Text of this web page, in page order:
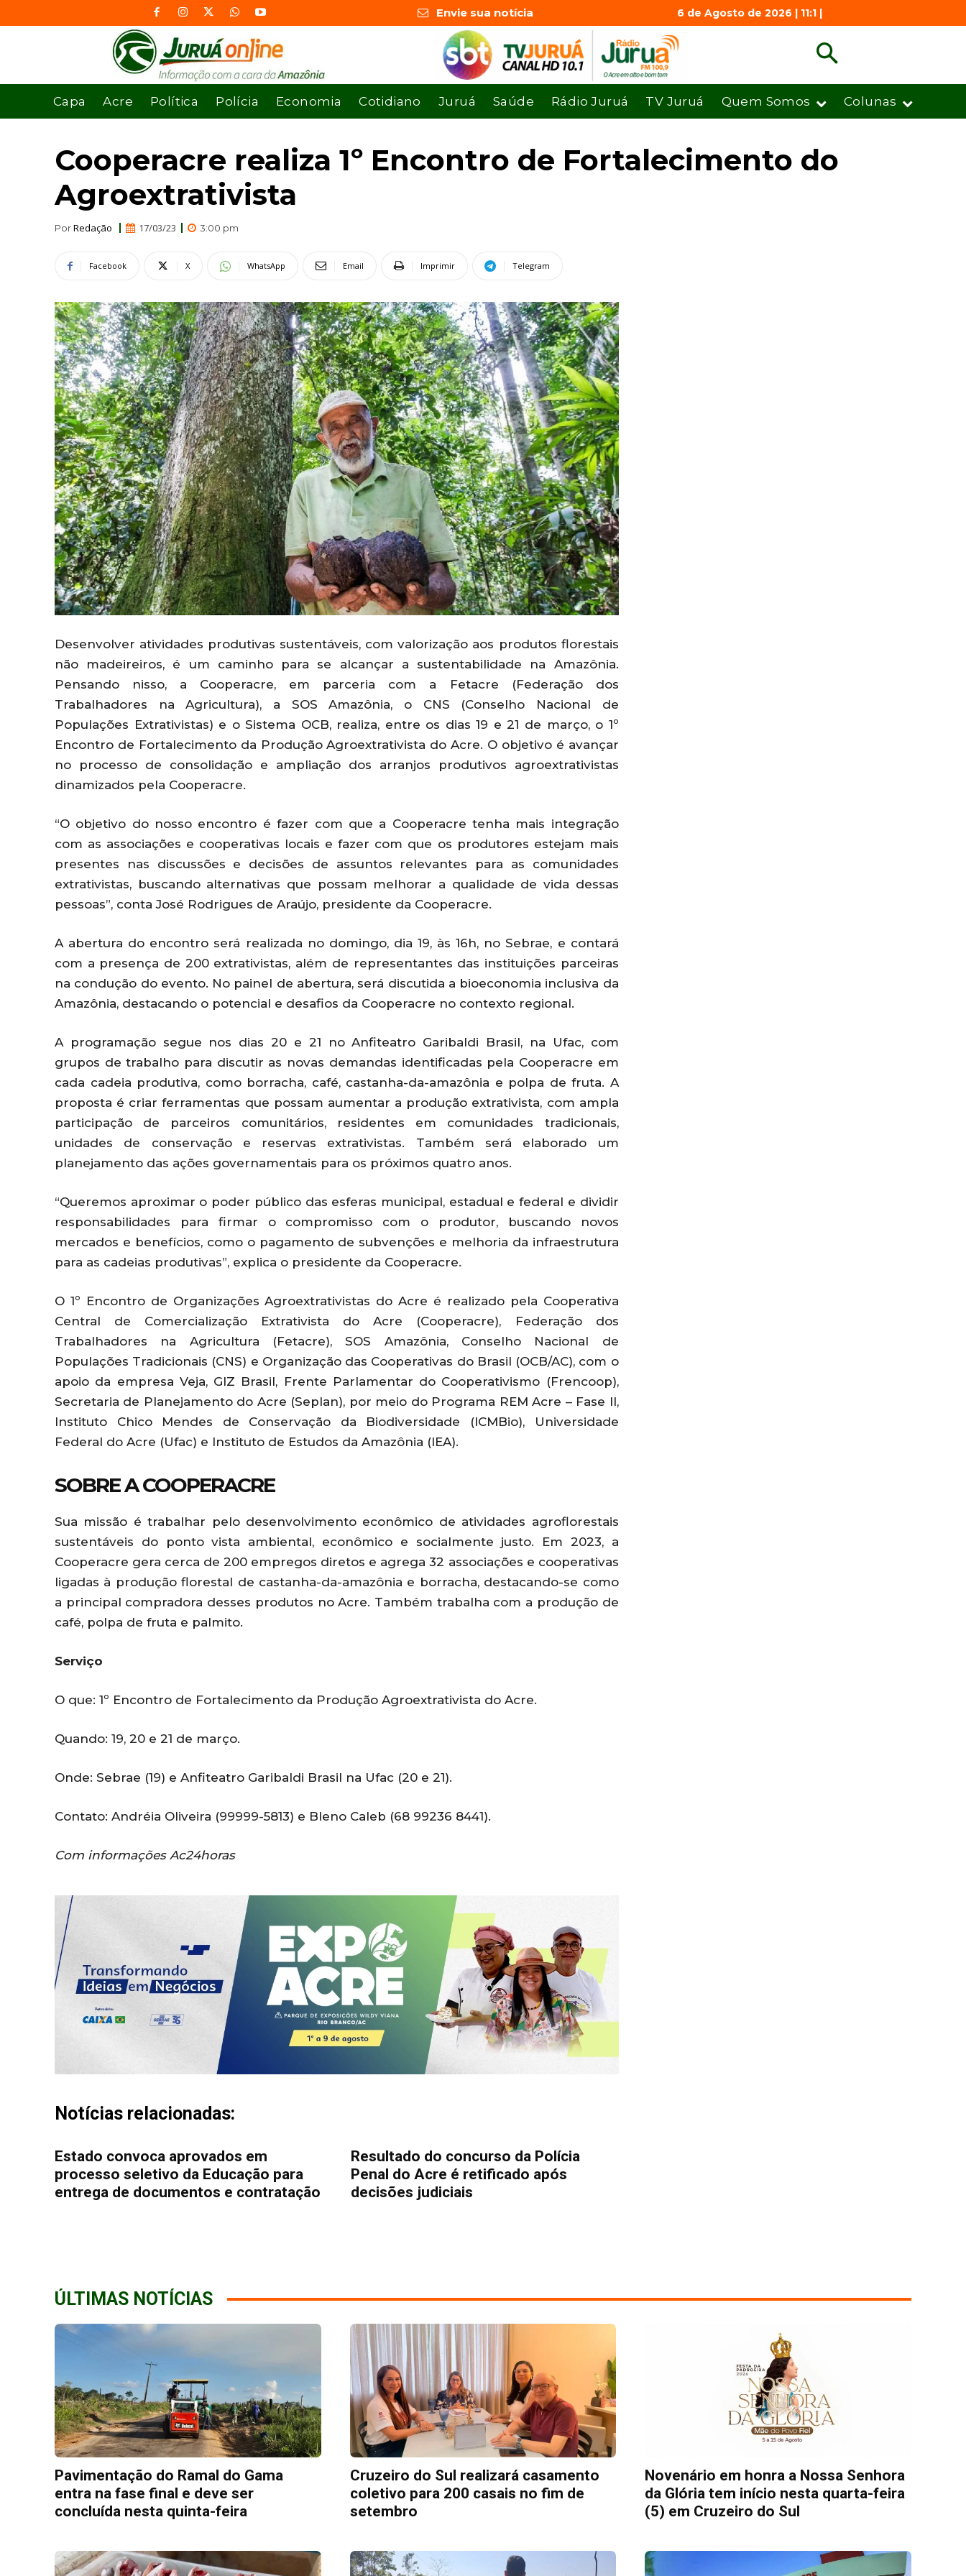
Envie sua notícia 6 de Agosto de 2026 | 11:1 |
Capa Acre Política Polícia Economia Cotidiano Juruá Saúde Rádio Juruá TV Juruá Quem Somos Colunas
Cooperacre realiza 1º Encontro de Fortalecimento do
Agroextrativista
PorRedação 17/03/23 3:00 pm
Facebook X WhatsApp Email Imprimir Telegram
Desenvolver atividades produtivas sustentáveis, com valorização aos produtos florestais
não madeireiros, é um caminho para se alcançar a sustentabilidade na Amazônia.
Pensando nisso, a Cooperacre, em parceria com a Fetacre (Federação dos
Trabalhadores na Agricultura), a SOS Amazônia, o CNS (Conselho Nacional de
Populações Extrativistas) e o Sistema OCB, realiza, entre os dias 19 e 21 de março, o 1º
Encontro de Fortalecimento da Produção Agroextrativista do Acre. O objetivo é avançar
no processo de consolidação e ampliação dos arranjos produtivos agroextrativistas
dinamizados pela Cooperacre.
“O objetivo do nosso encontro é fazer com que a Cooperacre tenha mais integração
com as associações e cooperativas locais e fazer com que os produtores estejam mais
presentes nas discussões e decisões de assuntos relevantes para as comunidades
extrativistas, buscando alternativas que possam melhorar a qualidade de vida dessas
pessoas”, conta José Rodrigues de Araújo, presidente da Cooperacre.
A abertura do encontro será realizada no domingo, dia 19, às 16h, no Sebrae, e contará
com a presença de 200 extrativistas, além de representantes das instituições parceiras
na condução do evento. No painel de abertura, será discutida a bioeconomia inclusiva da
Amazônia, destacando o potencial e desafios da Cooperacre no contexto regional.
A programação segue nos dias 20 e 21 no Anfiteatro Garibaldi Brasil, na Ufac, com
grupos de trabalho para discutir as novas demandas identificadas pela Cooperacre em
cada cadeia produtiva, como borracha, café, castanha-da-amazônia e polpa de fruta. A
proposta é criar ferramentas que possam aumentar a produção extrativista, com ampla
participação de parceiros comunitários, residentes em comunidades tradicionais,
unidades de conservação e reservas extrativistas. Também será elaborado um
planejamento das ações governamentais para os próximos quatro anos.
“Queremos aproximar o poder público das esferas municipal, estadual e federal e dividir
responsabilidades para firmar o compromisso com o produtor, buscando novos
mercados e benefícios, como o pagamento de subvenções e melhoria da infraestrutura
para as cadeias produtivas”, explica o presidente da Cooperacre.
O 1º Encontro de Organizações Agroextrativistas do Acre é realizado pela Cooperativa
Central de Comercialização Extrativista do Acre (Cooperacre), Federação dos
Trabalhadores na Agricultura (Fetacre), SOS Amazônia, Conselho Nacional de
Populações Tradicionais (CNS) e Organização das Cooperativas do Brasil (OCB/AC), com o
apoio da empresa Veja, GIZ Brasil, Frente Parlamentar do Cooperativismo (Frencoop),
Secretaria de Planejamento do Acre (Seplan), por meio do Programa REM Acre – Fase II,
Instituto Chico Mendes de Conservação da Biodiversidade (ICMBio), Universidade
Federal do Acre (Ufac) e Instituto de Estudos da Amazônia (IEA).
SOBRE A COOPERACRE
Sua missão é trabalhar pelo desenvolvimento econômico de atividades agroflorestais
sustentáveis do ponto vista ambiental, econômico e socialmente justo. Em 2023, a
Cooperacre gera cerca de 200 empregos diretos e agrega 32 associações e cooperativas
ligadas à produção florestal de castanha-da-amazônia e borracha, destacando-se como
a principal compradora desses produtos no Acre. Também trabalha com a produção de
café, polpa de fruta e palmito.
Serviço
O que: 1º Encontro de Fortalecimento da Produção Agroextrativista do Acre.
Quando: 19, 20 e 21 de março.
Onde: Sebrae (19) e Anfiteatro Garibaldi Brasil na Ufac (20 e 21).
Contato: Andréia Oliveira (99999-5813) e Bleno Caleb (68 99236 8441).
Com informações Ac24horas
Notícias relacionadas:
Estado convoca aprovados em
processo seletivo da Educação para
entrega de documentos e contratação
Resultado do concurso da Polícia
Penal do Acre é retificado após
decisões judiciais
ÚLTIMAS NOTÍCIAS
Pavimentação do Ramal do Gama
entra na fase final e deve ser
concluída nesta quinta-feira
Cruzeiro do Sul realizará casamento
coletivo para 200 casais no fim de
setembro
Novenário em honra a Nossa Senhora
da Glória tem início nesta quarta-feira
(5) em Cruzeiro do Sul